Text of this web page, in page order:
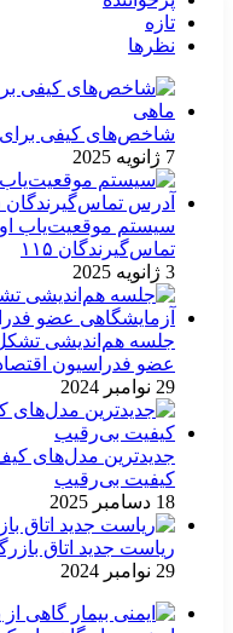
تازه
نظرها
شاخص‌های کیفی
7 ژانویه 2025
سیستم موقعیت‌یاب
تماس‌گیرندگان ۱۱۵
3 ژانویه 2025
جلسه هم‌اندیشی
عضو فدراسیون
29 نوامبر 2024
کیفیت بی‌رقیب
18 دسامبر 2025
ریاست جدید اتاق
29 نوامبر 2024